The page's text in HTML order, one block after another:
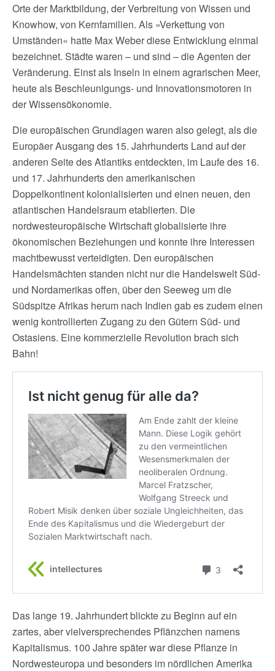
Orte der Marktbildung, der Verbreitung von Wissen und
Knowhow, von Kernfamilien. Als »Verkettung von
Umständen« hatte Max Weber diese Entwicklung einmal
bezeichnet. Städte waren – und sind – die Agenten der
Veränderung. Einst als Inseln in einem agrarischen Meer,
heute als Beschleunigungs- und Innovationsmotoren in
der Wissensökonomie.
Die europäischen Grundlagen waren also gelegt, als die
Europäer Ausgang des 15. Jahrhunderts Land auf der
anderen Seite des Atlantiks entdeckten, im Laufe des 16.
und 17. Jahrhunderts den amerikanischen
Doppelkontinent kolonialisierten und einen neuen, den
atlantischen Handelsraum etablierten. Die
nordwesteuropäische Wirtschaft globalisierte ihre
ökonomischen Beziehungen und konnte ihre Interessen
machtbewusst verteidigten. Den europäischen
Handelsmächten standen nicht nur die Handelswelt Süd-
und Nordamerikas offen, über den Seeweg um die
Südspitze Afrikas herum nach Indien gab es zudem einen
wenig kontrollierten Zugang zu den Gütern Süd- und
Ostasiens. Eine kommerzielle Revolution brach sich
Bahn!
Das lange 19. Jahrhundert blickte zu Beginn auf ein
zartes, aber vielversprechendes Pflänzchen namens
Kapitalismus. 100 Jahre später war diese Pflanze in
Nordwesteuropa und besonders im nördlichen Amerika